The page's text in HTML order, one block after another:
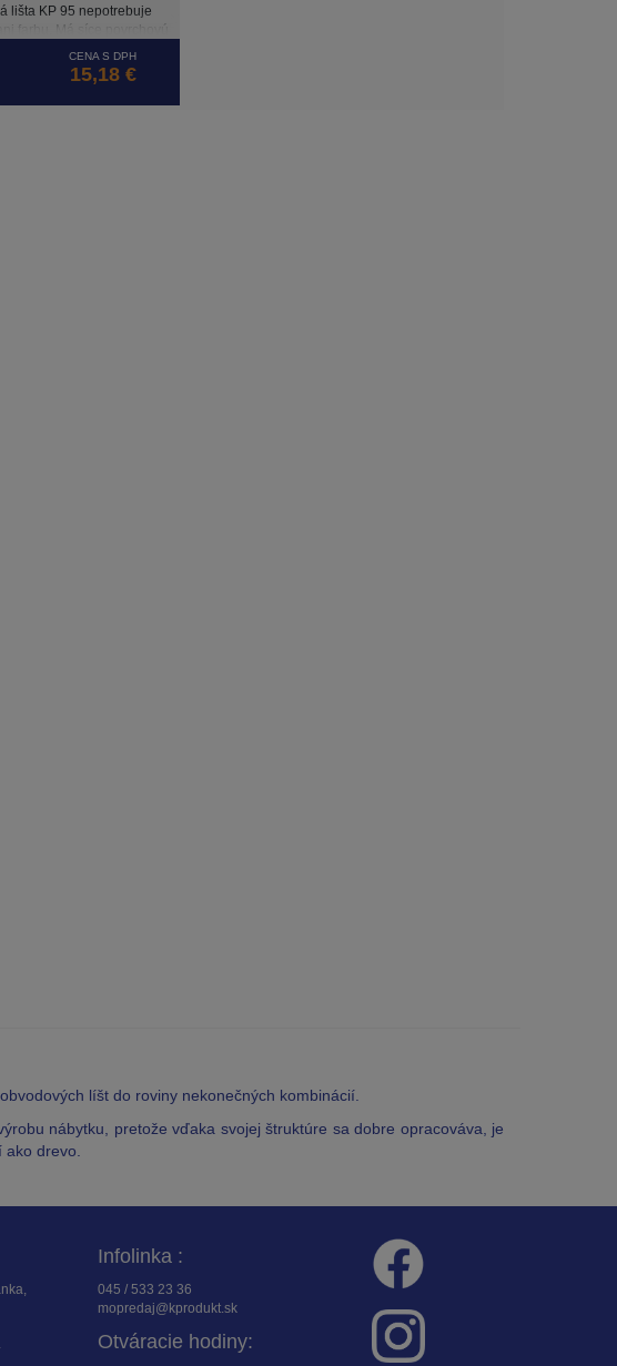
lišta KP 95 nepotrebuje
farbu. Má síce povrchovú
ale je možné ju
pri maľovaní steny
je z borovicového dreva
izoláciou lakom na
CENA S DPH
15,18 €
líšt do roviny nekonečných kombinácií.
nábytku, pretože vďaka svojej štruktúre sa dobre opracováva, je
drevo.
Infolinka :
045 / 533 23 36
mopredaj@kprodukt.sk
Otváracie hodiny: